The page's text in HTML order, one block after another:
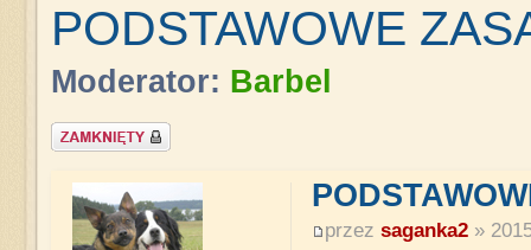
PODSTAWOWE
Moderator: Barbel
Zablokowany
przez saganka2»